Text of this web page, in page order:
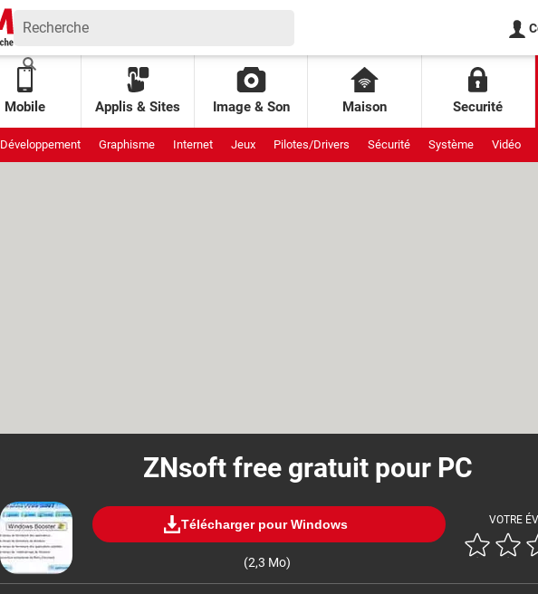
Mobile Applis & Sites Image & Son Maison Securité
Développement Graphisme Internet Jeux Pilotes/Drivers Sécurité Système Vidéo
ZNsoft free gratuit pour PC
Télécharger pour Windows
(2,3 Mo)
VOTRE